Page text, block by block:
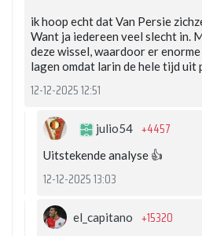
ik hoop echt dat Van Persie
Want ja iedereen veel slecht in.
deze wissel, waardoor er
lagen omdat larin de hele tijd uit
12-12-2025 12:51
julio54 +4457
Uitstekende analyse 👍
12-12-2025 13:03
el_capitano +15320